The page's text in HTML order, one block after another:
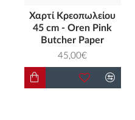
Χαρτί Κρεοπωλείου
45 cm - Oren Pink
Butcher Paper
45,00€